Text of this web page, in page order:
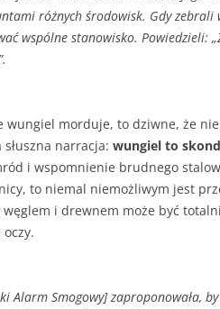
różnych środowisk. Gdy zebrali
wspólne stanowisko. Powiedzieli:
wungiel morduje, to dziwne, że
narracja: wungiel to
i wspomnienie brudnego
to niemal niemożliwym jest
i drewnem może być
Alarm Smogowy] zaproponowała,